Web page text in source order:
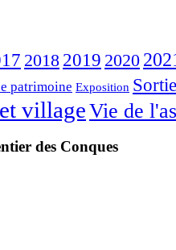
2018 2019 2020
patrimoine Exposition
villageVie de
des Conques